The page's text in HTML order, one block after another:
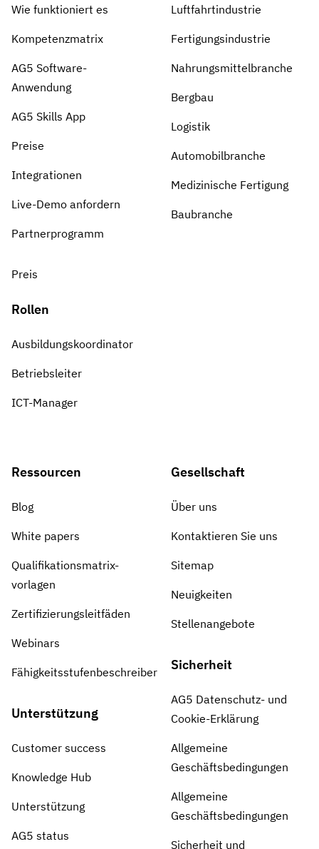
Wie funktioniert es
Kompetenzmatrix
AG5 Software-
Anwendung
AG5 Skills App
Preise
Integrationen
Live-Demo anfordern
Partnerprogramm
Preis
Rollen
Ausbildungskoordinator
Betriebsleiter
ICT-Manager
Luftfahrtindustrie
Fertigungsindustrie
Nahrungsmittelbranche
Bergbau
Logistik
Automobilbranche
Medizinische Fertigung
Baubranche
Ressourcen
Blog
White papers
Qualifikationsmatrix-
vorlagen
Zertifizierungsleitfäden
Webinars
Fähigkeitsstufenbeschreiber
Unterstützung
Customer success
Knowledge Hub
Unterstützung
AG5 status
Gesellschaft
Über uns
Kontaktieren Sie uns
Sitemap
Neuigkeiten
Stellenangebote
Sicherheit
AG5 Datenschutz- und
Cookie-Erklärung
Allgemeine
Geschäftsbedingungen
Allgemeine
Geschäftsbedingungen
Sicherheit und